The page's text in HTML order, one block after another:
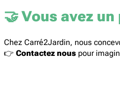
🤝Vous avez
Chez Carré2Jardin, nous
👉 Contactez nous pour